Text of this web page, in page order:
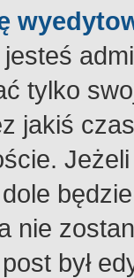
tylko
jakiś
nie
był